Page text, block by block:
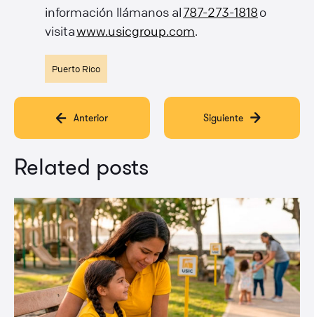
información llámanos al787-273-1818o
visitawww.usicgroup.com.
Puerto Rico
Anterior Siguiente
Related posts